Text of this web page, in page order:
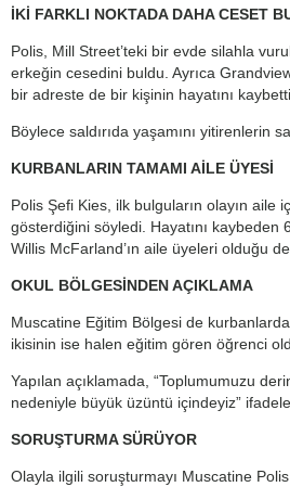
İKİ FARKLI NOKTADA DAHA CESET
Polis, Mill Street’teki bir evde silahla
erkeğin cesedini buldu. Ayrıca
bir adreste de bir kişinin hayatını
Böylece saldırıda yaşamını yitirenlerin
KURBANLARIN TAMAMI AİLE ÜYESİ
Polis Şefi Kies, ilk bulguların olayın aile
gösterdiğini söyledi. Hayatını kaybeden
Willis McFarland’ın aile üyeleri olduğu
OKUL BÖLGESİNDEN AÇIKLAMA
Muscatine Eğitim Bölgesi de
ikisinin ise halen eğitim gören öğrenci
Yapılan açıklamada, “Toplumumuzu
nedeniyle büyük üzüntü içindeyiz”
SORUŞTURMA SÜRÜYOR
Olayla ilgili soruşturmayı Muscatine